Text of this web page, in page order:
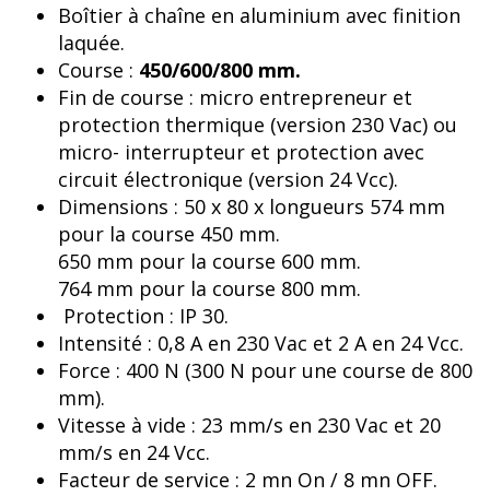
Boîtier à chaîne en aluminium avec finition
laquée.
Course : 450/600/800 mm.
Fin de course : micro entrepreneur et
protection thermique (version 230 Vac) ou
micro- interrupteur et protection avec
circuit électronique (version 24 Vcc).
Dimensions : 50 x 80 x longueurs 574 mm
pour la course 450 mm.
650 mm pour la course 600 mm.
764 mm pour la course 800 mm.
Protection : IP 30.
Intensité : 0,8 A en 230 Vac et 2 A en 24 Vcc.
Force : 400 N (300 N pour une course de 800
mm).
Vitesse à vide : 23 mm/s en 230 Vac et 20
mm/s en 24 Vcc.
Facteur de service : 2 mn On / 8 mn OFF.